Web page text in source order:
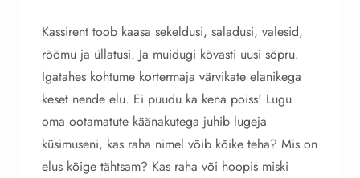
Kassirent toob kaasa sekeldusi, saladusi, valesid,
rõõmu ja üllatusi. Ja muidugi kõvasti uusi sõpru.
Igatahes kohtume kortermaja värvikate elanikega
keset nende elu. Ei puudu ka kena poiss! Lugu
oma ootamatute käänakutega juhib lugeja
küsimuseni, kas raha nimel võib kõike teha? Mis on
elus kõige tähtsam? Kas raha või hoopis miski